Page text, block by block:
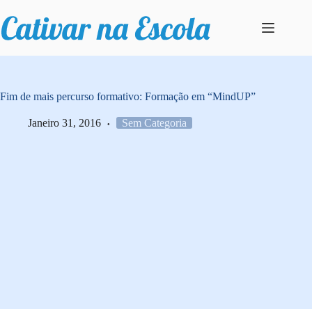
para
o
conteúdo
Fim de mais percurso formativo: Formação em “MindUP”
Janeiro 31, 2016 Sem Categoria